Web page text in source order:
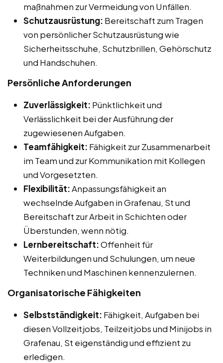
maßnahmen zur Vermeidung von Unfällen.
Schutzausrüstung: Bereitschaft zum Tragen
von persönlicher Schutzausrüstung wie
Sicherheitsschuhe, Schutzbrillen, Gehörschutz
und Handschuhen.
Persönliche Anforderungen
Zuverlässigkeit: Pünktlichkeit und
Verlässlichkeit bei der Ausführung der
zugewiesenen Aufgaben.
Teamfähigkeit: Fähigkeit zur Zusammenarbeit
im Team und zur Kommunikation mit Kollegen
und Vorgesetzten.
Flexibilität:Anpassungsfähigkeit an
wechselnde Aufgaben in Grafenau, St und
Bereitschaft zur Arbeit in Schichten oder
Überstunden, wenn nötig.
Lernbereitschaft:Offenheit für
Weiterbildungen und Schulungen, um neue
Techniken und Maschinen kennenzulernen.
Organisatorische Fähigkeiten
Selbstständigkeit: Fähigkeit, Aufgaben bei
diesen Vollzeitjobs, Teilzeitjobs und Minijobs in
Grafenau, St eigenständig und effizient zu
erledigen.